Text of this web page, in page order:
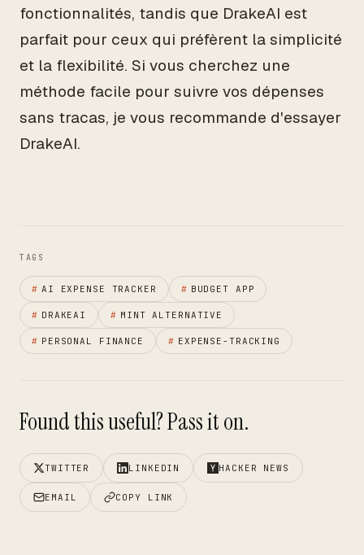
fonctionnalités, tandis que DrakeAI est
parfait pour ceux qui préfèrent la simplicité
et la flexibilité. Si vous cherchez une
méthode facile pour suivre vos dépenses
sans tracas, je vous recommande d'essayer
DrakeAI.
TAGS
# AI EXPENSE TRACKER # BUDGET APP
# DRAKEAI # MINT ALTERNATIVE
# PERSONAL FINANCE # EXPENSE-TRACKING
Found this useful? Pass it on.
TWITTER LINKEDIN HACKER NEWS
EMAIL COPY LINK